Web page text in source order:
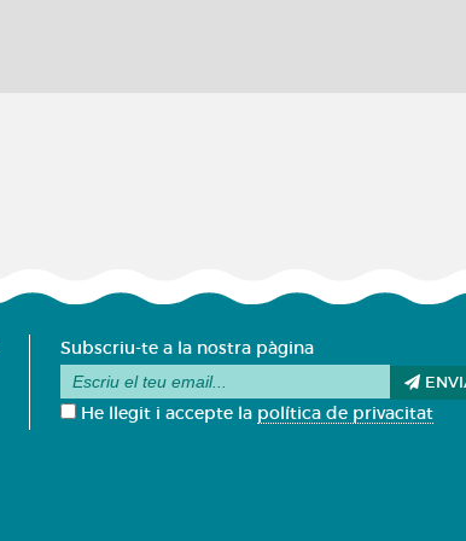
Subscriu-te a la nostra pàgina
He llegit i accepte la política de privacitat